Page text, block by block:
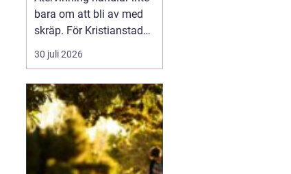
bara om att bli av med
skräp. För Kristianstad
är smart
avfallshantering en
trygghet och lokal
utveckling. Genom
tydliga rutiner,
lättillgängliga tjänster
och ansvarstagande
30 juli 2026